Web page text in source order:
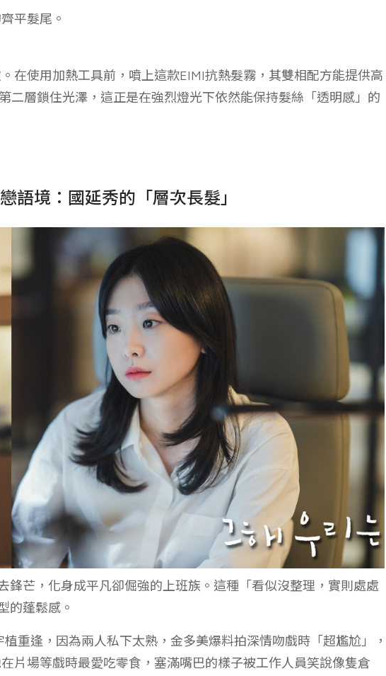
平髮尾。
在使用加熱工具前，噴上這款EIMI抗熱髮霧，其雙相配方能提供高
二層鎖住光澤，這正是在強烈燈光下依然能保持髮絲「透明感」的
語境：國延秀的「層次長髮」
鋒芒，化身成平凡卻倔強的上班族。這種「看似沒整理，實則處處
的蓬鬆感。
重逢，因為兩人私下太熟，金多美爆料拍深情吻戲時「超尷尬」，
片場等戲時最愛吃零食，塞滿嘴巴的樣子被工作人員笑說像隻倉